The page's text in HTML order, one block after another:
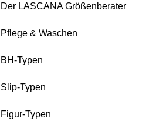
Der LASCANA Größenberater
Pflege & Waschen
BH-Typen
Slip-Typen
Figur-Typen